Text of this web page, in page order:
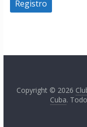
Copyright © 2026
Cuba.